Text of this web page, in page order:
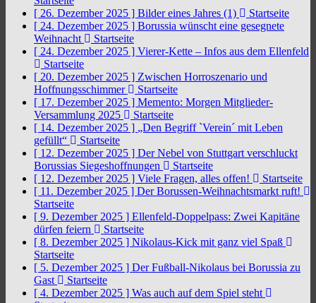
[ 26. Dezember 2025 ] Bilder eines Jahres (1)
Startseite
[ 24. Dezember 2025 ] Borussia wünscht eine gesegnete
Weihnacht
Startseite
[ 24. Dezember 2025 ] Vierer-Kette – Infos aus dem Ellenfeld
Startseite
[ 20. Dezember 2025 ] Zwischen Horroszenario und
Hoffnungsschimmer
Startseite
[ 17. Dezember 2025 ] Memento: Morgen Mitglieder-
Versammlung 2025
Startseite
[ 14. Dezember 2025 ] „Den Begriff `Verein´ mit Leben
gefüllt“
Startseite
[ 12. Dezember 2025 ] Der Nebel von Stuttgart verschluckt
Borussias Siegeshoffnungen
Startseite
[ 12. Dezember 2025 ] Viele Fragen, alles offen!
Startseite
[ 11. Dezember 2025 ] Der Borussen-Weihnachtsmarkt ruft!
Startseite
[ 9. Dezember 2025 ] Ellenfeld-Doppelpass: Zwei Kapitäne
dürfen feiern
Startseite
[ 8. Dezember 2025 ] Nikolaus-Kick mit ganz viel Spaß
Startseite
[ 5. Dezember 2025 ] Der Fußball-Nikolaus bei Borussia zu
Gast
Startseite
[ 4. Dezember 2025 ] Was auch auf dem Spiel steht